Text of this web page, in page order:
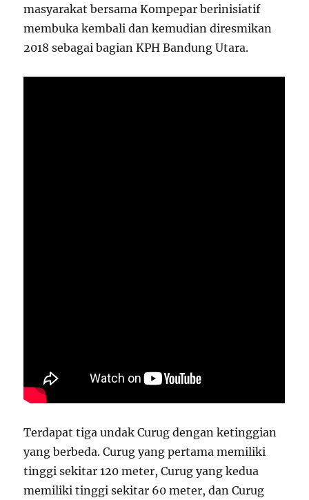
masyarakat bersama Kompepar berinisiatif
membuka kembali dan kemudian diresmikan
2018 sebagai bagian KPH Bandung Utara.
Terdapat tiga undak Curug dengan ketinggian
yang berbeda. Curug yang pertama memiliki
tinggi sekitar 120 meter, Curug yang kedua
memiliki tinggi sekitar 60 meter, dan Curug